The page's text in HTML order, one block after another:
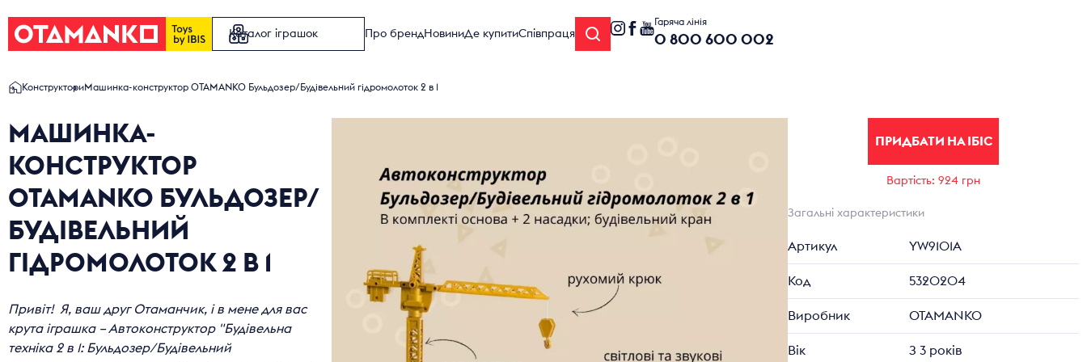
Каталог іграшок
ЕЛЕКТРИЧНА ЗАЛІЗНИЦЯ
ІГРАШКИ НА РАДІОКЕРУВАННІ
ІГРОВІ НАБОРИ
КОНСТРУКТОРИ
ІГРАШКОВІ ЕЛЕКТРОІНСТРУМЕНТИ
Про бренд НовиниДе купитиСпівпраця
Гаряча лінія
0 800 600 002
КонструкториМашинка-конструктор OTAMANKO Бульдозер/Будівельний гідромолоток 2 в 1
МАШИНКА-
КОНСТРУКТОР
OTAMANKO БУЛЬДОЗЕР/
БУДІВЕЛЬНИЙ
ГІДРОМОЛОТОК 2 В 1
Привіт! Я, ваш друг Отаманчик, і в мене для вас
крута іграшка – Автоконструктор "Будівельна
техніка 2 в 1: Бульдозер/Будівельний
ПРИДБАТИ НА ІБІС
Вартість: 924 грн
Загальні характеристики
Артикул YW9101A
Код 5320204
Виробник OTAMANKO
Вік З 3 років